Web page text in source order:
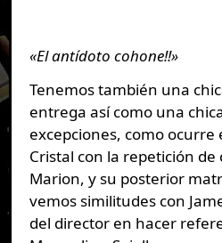
«El antídoto cohone!!»
Tenemos también una
entrega así como una
excepciones, como ocurre
Cristal con la repetición de
Marion, y su posterior
vemos similitudes con
del director en hacer